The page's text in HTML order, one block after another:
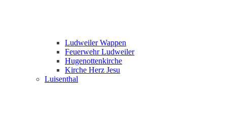
Ludweiler Wappen
Feuerwehr Ludweiler
Hugenottenkirche
Kirche Herz Jesu
Luisenthal